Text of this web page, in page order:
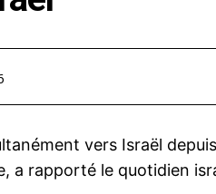
vers Israël
a rapporté le quotidien